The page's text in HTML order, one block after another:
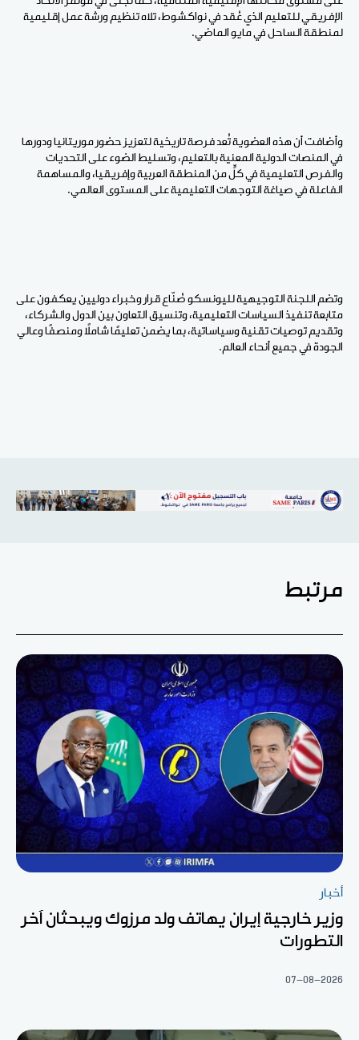
الإفريقي للتعليم الذي عُقد في نواكشوط، تلاه تنظيم ورشة عمل إقليمية
لمنطقة الساحل في مايو الماضي.
وأضافت أن هذه العضوية تُعد فرصة تاريخية لتعزيز حضور موريتانيا ودورها
في المنصات الدولية المعنية بالتعليم، وتسليط الضوء على التحديات
والفرص التعليمية في كلٍّ من المنطقة العربية وإفريقيا، والمساهمة
الفاعلة في صياغة التوجهات التعليمية على المستوى العالمي.
وتضم اللجنة التوجيهية لليونسكو صُنّاع قرار وخبراء دوليين يعكفون على
متابعة تنفيذ السياسات التعليمية، وتنسيق التعاون بين الدول والشركاء،
وتقديم توصيات تقنية وسياساتية، بما يضمن تعليمًا شاملًا ومنصفًا وعالي
الجودة في جميع أنحاء العالم.
مرتبط
أخبار
وزير خارجية إيران يهاتف ولد مرزوك ويبحثان آخر
التطورات
07-08-2026